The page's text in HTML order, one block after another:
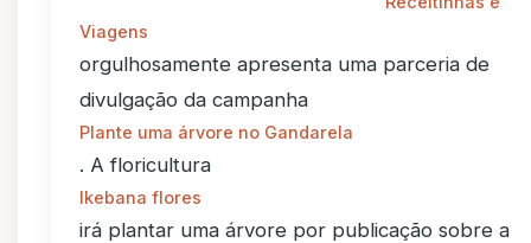
Viagens
orgulhosamente apresenta uma parceria de
divulgação da campanha
Plante uma árvore no Gandarela
. A floricultura
Ikebana flores
irá plantar uma árvore por publicação sobre a